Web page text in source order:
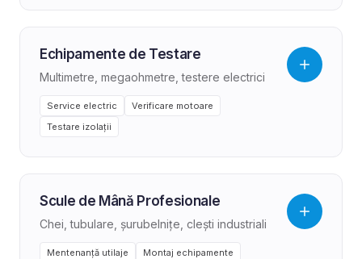
Echipamente de Testare
Multimetre, megaohmetre, testere electrici
Service electric
Verificare motoare
Testare izolații
Scule de Mână Profesionale
Chei, tubulare, șurubelnițe, clești industriali
Mentenanță utilaje
Montaj echipamente